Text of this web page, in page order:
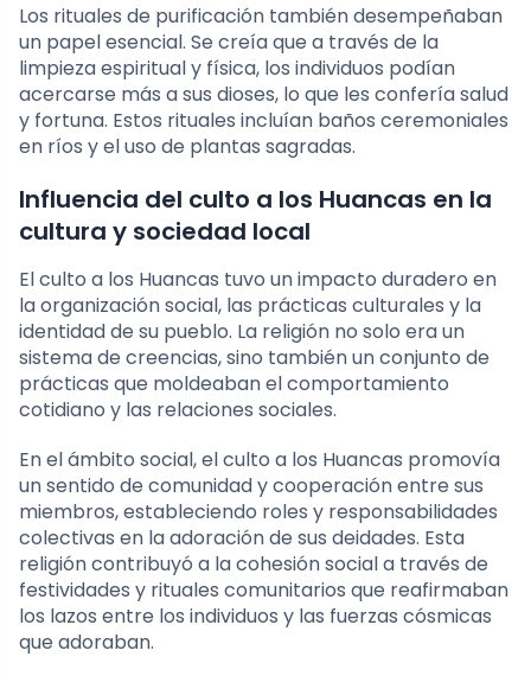
Los rituales de purificación también desempeñaban
un papel esencial. Se creía que a través de la
limpieza espiritual y física, los individuos podían
acercarse más a sus dioses, lo que les confería salud
y fortuna. Estos rituales incluían baños ceremoniales
en ríos y el uso de plantas sagradas.
Influencia del culto a los Huancas en la
cultura y sociedad local
El culto a los Huancas tuvo un impacto duradero en
la organización social, las prácticas culturales y la
identidad de su pueblo. La religión no solo era un
sistema de creencias, sino también un conjunto de
prácticas que moldeaban el comportamiento
cotidiano y las relaciones sociales.
En el ámbito social, el culto a los Huancas promovía
un sentido de comunidad y cooperación entre sus
miembros, estableciendo roles y responsabilidades
colectivas en la adoración de sus deidades. Esta
religión contribuyó a la cohesión social a través de
festividades y rituales comunitarios que reafirmaban
los lazos entre los individuos y las fuerzas cósmicas
que adoraban.